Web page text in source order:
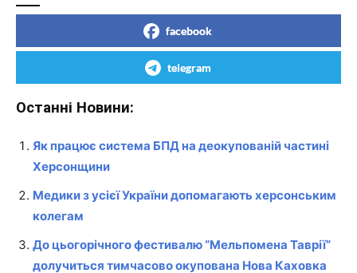
facebook
telegram
Останні Новини:
Як працює система БПД на деокупованій частині
Херсонщини
Медики з усієї України допомагають херсонським
колегам
До цьогорічного фестивалю “Мельпомена Таврії”
долучиться тимчасово окупована Нова Каховка